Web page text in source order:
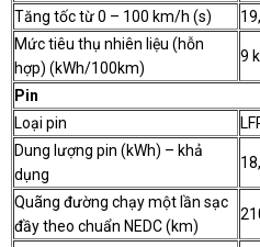
Tăng tốc từ 0 – 100 km/h (s)
Mức tiêu thụ nhiên liệu (hỗn
hợp) (kWh/100km)
9
Pin
Loại pin
Dung lượng pin (kWh) – khả
dụng
Quãng đường chạy một lần sạc
đầy theo chuẩn NEDC (km)